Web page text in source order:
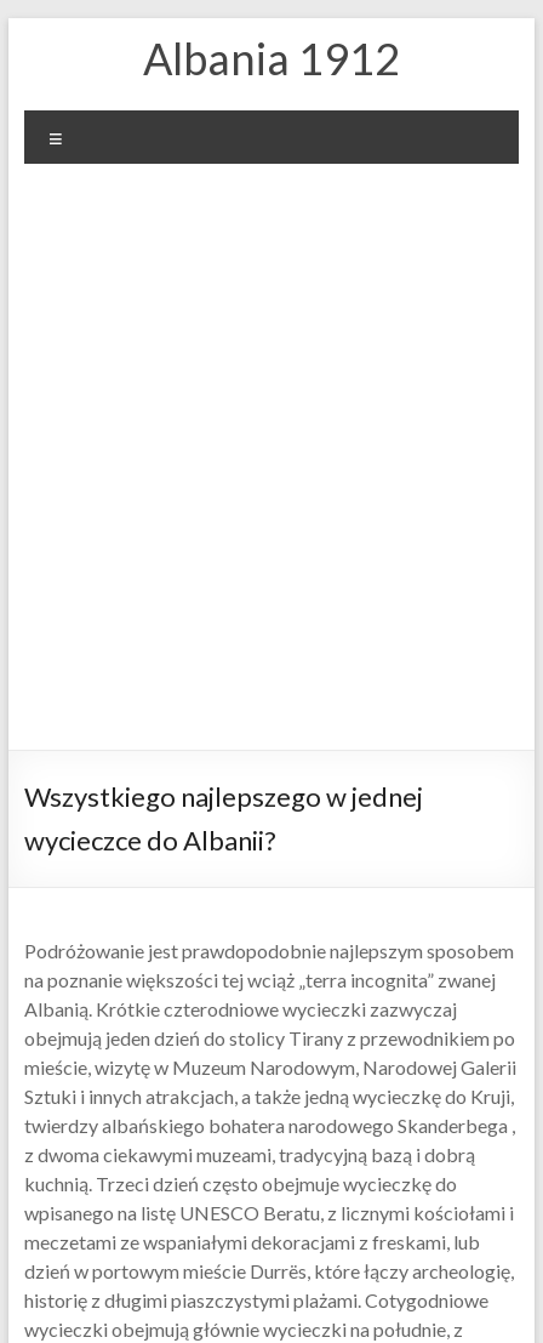
Albania 1912
Wszystkiego najlepszego w jednej
wycieczce do Albanii?
Podróżowanie jest prawdopodobnie najlepszym sposobem
na poznanie większości tej wciąż „terra incognita” zwanej
Albanią. Krótkie czterodniowe wycieczki zazwyczaj
obejmują jeden dzień do stolicy Tirany z przewodnikiem po
mieście, wizytę w Muzeum Narodowym, Narodowej Galerii
Sztuki i innych atrakcjach, a także jedną wycieczkę do Kruji,
twierdzy albańskiego bohatera narodowego Skanderbega ,
z dwoma ciekawymi muzeami, tradycyjną bazą i dobrą
kuchnią. Trzeci dzień często obejmuje wycieczkę do
wpisanego na listę UNESCO Beratu, z licznymi kościołami i
meczetami ze wspaniałymi dekoracjami z freskami, lub
dzień w portowym mieście Durrës, które łączy archeologię,
historię z długimi piaszczystymi plażami. Cotygodniowe
wycieczki obejmują głównie wycieczki na południe, z